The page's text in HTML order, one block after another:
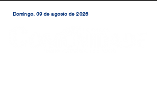
Domingo, 09 de agosto de 2026